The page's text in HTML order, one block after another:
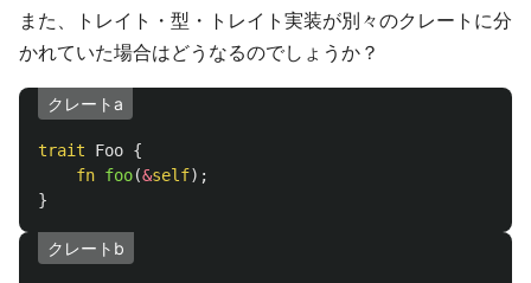
また、トレイト・型・トレイト実装が別々のクレートに分
かれていた場合はどうなるのでしょうか？
クレートa
trait Foo {
fn foo(&self);
}
クレートb